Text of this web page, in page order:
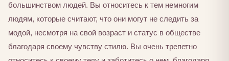
большинством людей. Вы относитесь к тем немногим
людям, которые считают, что они могут не следить за
модой, несмотря на свой возраст и статус в обществе
благодаря своему чувству стилю. Вы очень трепетно